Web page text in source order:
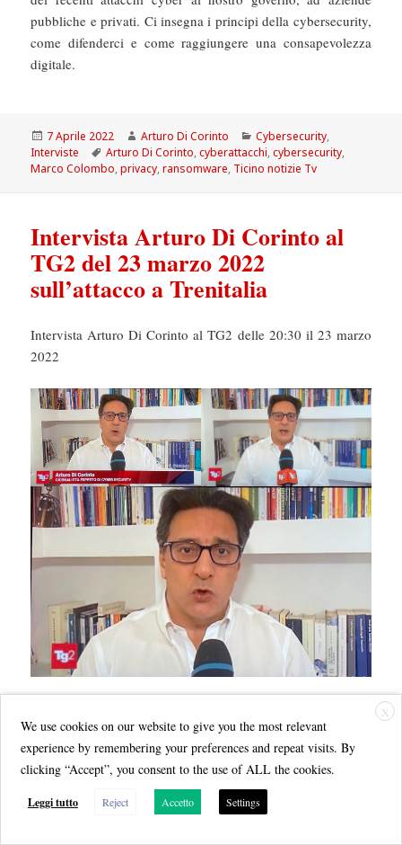
pubbliche e privati. Ci insegna i principi della cybersecurity,
come difenderci e come raggiungere una consapevolezza
digitale.
Scritto
il
7 Aprile 2022 Autore
Arturo Di Corinto Categorie
Cybersecurity,
Interviste
Tag
Arturo Di Corinto,cyberattacchi,cybersecurity,
Marco Colombo,privacy,ransomware, Ticino notizie Tv
Intervista Arturo Di Corinto al
TG2 del 23 marzo 2022
sull’attacco a Trenitalia
Intervista Arturo Di Corinto al TG2 delle 20:30 il 23 marzo
2022
il
Arturo Di Corinto
Interviste
Tag
Ferrovie dello Stato,Hive,ransomware ,TG2,
Trenitalia
X
We use cookies on our website to give you the most relevant
experience by remembering your preferences and repeat visits. By
clicking “Accept”, you consent to the use of ALL the cookies.
Leggi tutto Reject Accetto Settings